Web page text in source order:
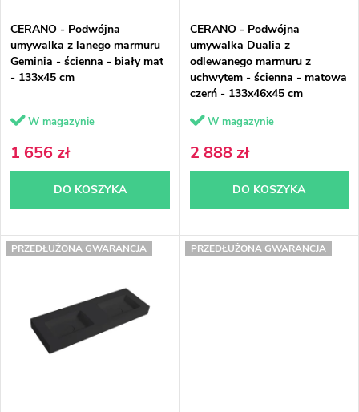
n
i
e
p
r
o
d
u
k
r
o
d
u
k
t
ó
w
CERANO - Podwójna
umywalka z lanego marmuru
Geminia - ścienna - biały mat
- 133x45 cm
W magazynie
1 656 zł
DO KOSZYKA
CERANO - Podwójna
umywalka Dualia z
odlewanego marmuru z
uchwytem - ścienna - matowa
czerń - 133x46x45 cm
W magazynie
2 888 zł
DO KOSZYKA
PRZEDŁUŻONA GWARANCJA PRZEDŁUŻONA GWARANCJA